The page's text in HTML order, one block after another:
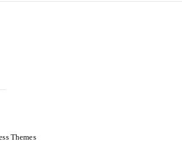
Themes